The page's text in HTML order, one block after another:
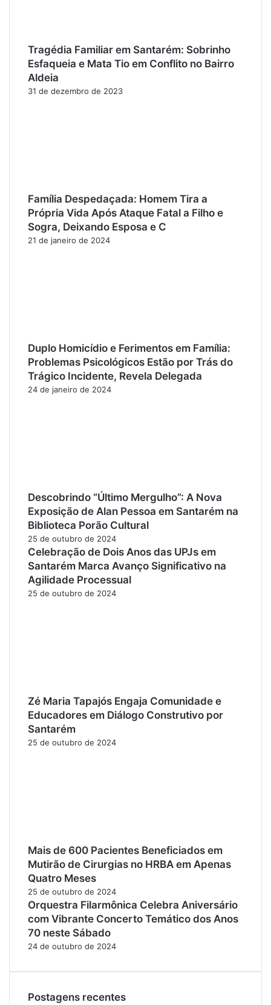
Tragédia Familiar em Santarém: Sobrinho
Esfaqueia e Mata Tio em Conflito no Bairro
Aldeia
31 de dezembro de 2023
Família Despedaçada: Homem Tira a
Própria Vida Após Ataque Fatal a Filho e
Sogra, Deixando Esposa e C
21 de janeiro de 2024
Duplo Homicídio e Ferimentos em Família:
Problemas Psicológicos Estão por Trás do
Trágico Incidente, Revela Delegada
24 de janeiro de 2024
Descobrindo “Último Mergulho”: A Nova
Exposição de Alan Pessoa em Santarém na
Biblioteca Porão Cultural
25 de outubro de 2024
Celebração de Dois Anos das UPJs em
Santarém Marca Avanço Significativo na
Agilidade Processual
25 de outubro de 2024
Zé Maria Tapajós Engaja Comunidade e
Educadores em Diálogo Construtivo por
Santarém
25 de outubro de 2024
Mais de 600 Pacientes Beneficiados em
Mutirão de Cirurgias no HRBA em Apenas
Quatro Meses
25 de outubro de 2024
Orquestra Filarmônica Celebra Aniversário
com Vibrante Concerto Temático dos Anos
70 neste Sábado
24 de outubro de 2024
Postagens recentes